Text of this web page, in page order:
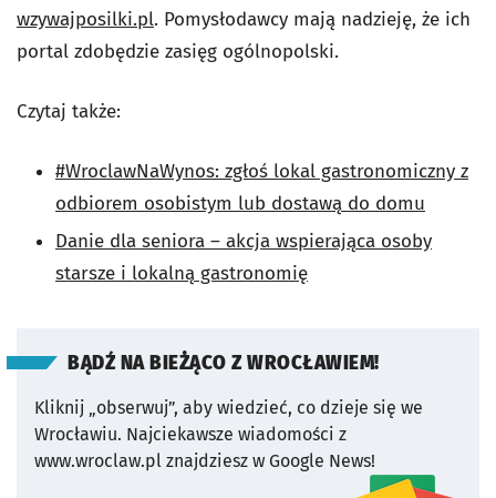
wzywajposilki.pl. Pomysłodawcy mają nadzieję, że ich
portal zdobędzie zasięg ogólnopolski.
Czytaj także:
#WroclawNaWynos: zgłoś lokal gastronomiczny z
odbiorem osobistym lub dostawą do domu
Danie dla seniora – akcja wspierająca osoby
starsze i lokalną gastronomię
BĄDŹ NA BIEŻĄCO Z WROCŁAWIEM!
Kliknij „obserwuj”, aby wiedzieć, co dzieje się we
Wrocławiu. Najciekawsze wiadomości z
www.wroclaw.pl znajdziesz w Google News!